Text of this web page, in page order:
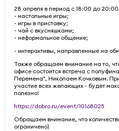
28 апреля в период с 18:00 до
- настольные игры;
- игры в приставку;
- чай с вкусняшками;
- неформальное общение;
- интерактивы, направленные на
Также обращаем внимание на то,
офисе состоится встреча с
Перемена", Николаем Кочковым.
участие всех желающих - будет
полезно!
https://dobro.ru/event/10168025
Обращаем внимание, что
ограничено)